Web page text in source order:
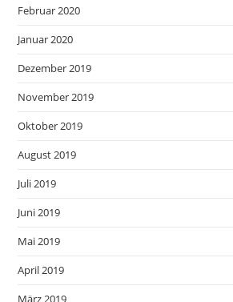
Februar 2020
Januar 2020
Dezember 2019
November 2019
Oktober 2019
August 2019
Juli 2019
Juni 2019
Mai 2019
April 2019
März 2019